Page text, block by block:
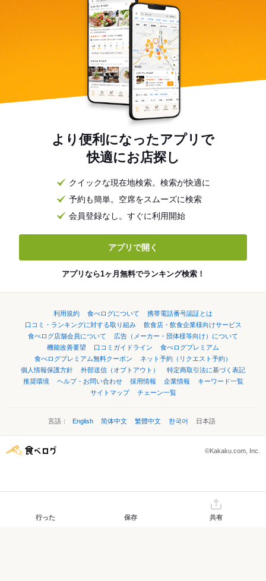
より便利になったアプリで
快適にお店探し
クイックな現在地検索。検索が快適に
予約も簡単。空席をスムーズに検索
会員登録なし。すぐに利用開始
アプリで開く
アプリなら1ヶ月無料でランキング検索！
利用規約 食べログについて
携帯電話番号認証とは
口コミ・ランキングに対する取り組み
飲食店・飲食企業様向けサービス
食べログ店舗会員について
広告（メーカー・団体様等向け）について
機能改善要望
口コミガイドライン
食べログプレミアム
食べログプレミアム無料クーポン
ネット予約（リクエスト予約）
個人情報保護方針
外部送信（オプトアウト）
特定商取引法に基づく表記
推奨環境
ヘルプ・お問い合わせ 採用情報 企業情報
キーワード一覧
サイトマップ
チェーン一覧
言語： English 简体中文 繁體中文 한국어 日本語
©Kakaku.com, Inc.
行った 保存 共有